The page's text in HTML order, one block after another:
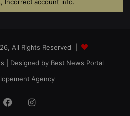
Incorrect account info.
All Rights Reserved |
| Designed by Best News Portal
Agency
FacebookInstagram